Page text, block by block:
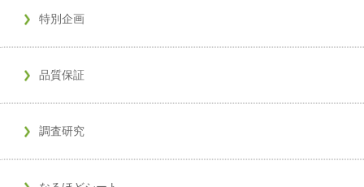
特別企画
品質保証
調査研究